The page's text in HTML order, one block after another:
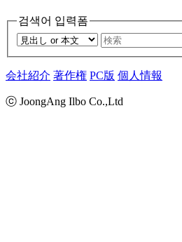
검색어 입력폼
会社紹介 著作権 PC版 個人情報
ⓒ JoongAng Ilbo Co.,Ltd